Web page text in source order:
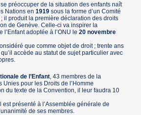
préoccuper de la situation des enfants naît
Nations en1919 sous la forme d’un Comité
il produit la première déclaration des droits
de Genève. Celle-ci va inspirer la
l’Enfant adoptée à l’ONU le20 novembre
que comme objet de droit ; trente ans
accède au statut de sujet particulier avec
de l’Enfant, 43 membres de la
pour les Droits de l’Homme
du texte de la Convention, il leur faudra 10
est présenté à l’Assemblée générale de
de ses membres.